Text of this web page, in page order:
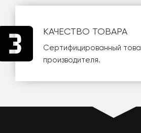
КАЧЕСТВО ТОВАРА
Сертифицированный
производителя.